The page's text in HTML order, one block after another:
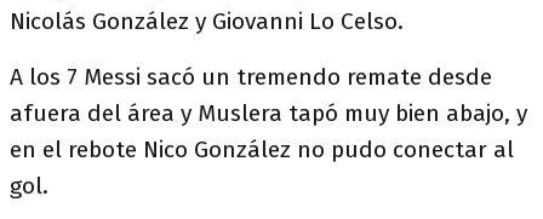
Nicolás González y Giovanni Lo Celso.
A los 7 Messi sacó un tremendo remate desde
afuera del área y Muslera tapó muy bien abajo, y
en el rebote Nico González no pudo conectar al
gol.